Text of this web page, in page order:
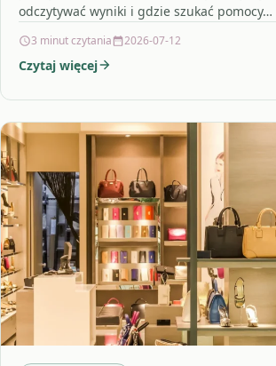
odczytywać wyniki i gdzie szukać pomocy…
3 minut czytania 2026-07-12
Czytaj więcej